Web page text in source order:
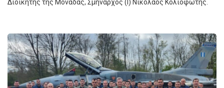
Διοικητής της Μονάδας, Σμήναρχος (Ι) Νικόλαος Κολιοφώτης.